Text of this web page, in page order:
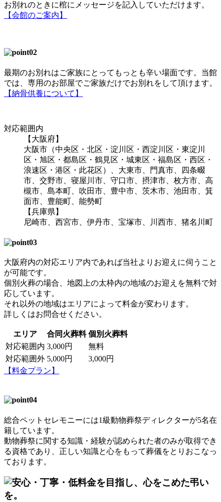
お別れのときに棺にメッセージを記入していただけます。
【会館のご案内】
最期のお別れはご家族にとってもっとも辛い場面です。当館
では、専用のお部屋でご家族だけでお別れをして頂けます。
【納骨供養について】
対応範囲内
【大阪府】
大阪市（中央区・北区・淀川区・西淀川区・東淀川
区・旭区・都島区・鶴見区・城東区・福島区・西区・
浪速区・港区・此花区）、大東市、門真市、四条畷
市、交野市、寝屋川市、守口市、摂津市、枚方市、高
槻市、島本町、吹田市、豊中市、茨木市、池田市、箕
面市、豊能町、能勢町
【兵庫県】
尼崎市、西宮市、伊丹市、宝塚市、川西市、猪名川町
大阪府内の対応エリア内であれば当社よりお迎えに伺うこと
が可能です。
個別火葬の場合、地図上の太枠内の地域のお迎えを無料で対
応しています。
それ以外の地域はエリアによって料金が変わります。
詳しくはお問合せください。
エリア 合同火葬料 個別火葬料
対応範囲内 3,000円
無料
対応範囲外 5,000円
3,000円
【料金プラン】
総合ペットセレモニーには1級動物葬祭ディレクターが5名在
籍しています。
動物葬祭に関する知識・経験が認められた者のみが取得でき
る資格であり、正しい知識と心をもって葬儀をとりおこなっ
ております。